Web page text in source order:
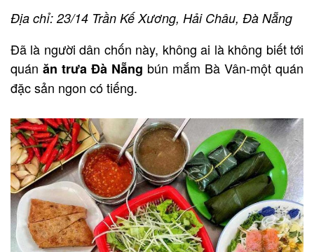
Địa chỉ: 23/14 Trần Kế Xương, Hải Châu, Đà Nẵng
Đã là người dân chốn này, không ai là không biết tới
quán ăn trưa Đà Nẵng bún mắm Bà Vân-một quán
đặc sản ngon có tiếng.